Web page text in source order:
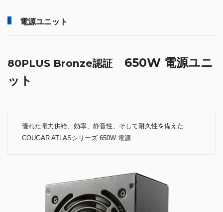
電源ユニット
80PLUS Bronze認証 650W 電源ユニ
ット
優れた電力供給、効率、静音性、そして耐久性を備えた
COUGAR ATLASシリーズ 650W 電源